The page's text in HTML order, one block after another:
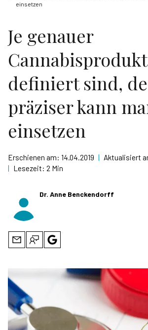
einsetzen
Je genauer
definiert sind,
präziser kann
einsetzen
Erschienen am: 14.04.2019 | Aktualisiert
| Lesezeit: 2 Min
Dr. Anne Benckendorff